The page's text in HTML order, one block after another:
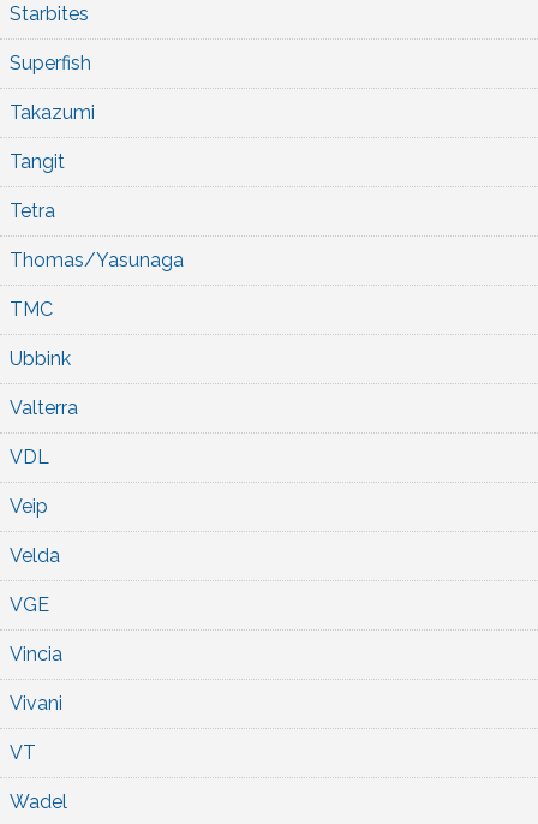
Starbites
Superfish
Takazumi
Tangit
Tetra
Thomas/Yasunaga
TMC
Ubbink
Valterra
VDL
Veip
Velda
VGE
Vincia
Vivani
VT
Wadel